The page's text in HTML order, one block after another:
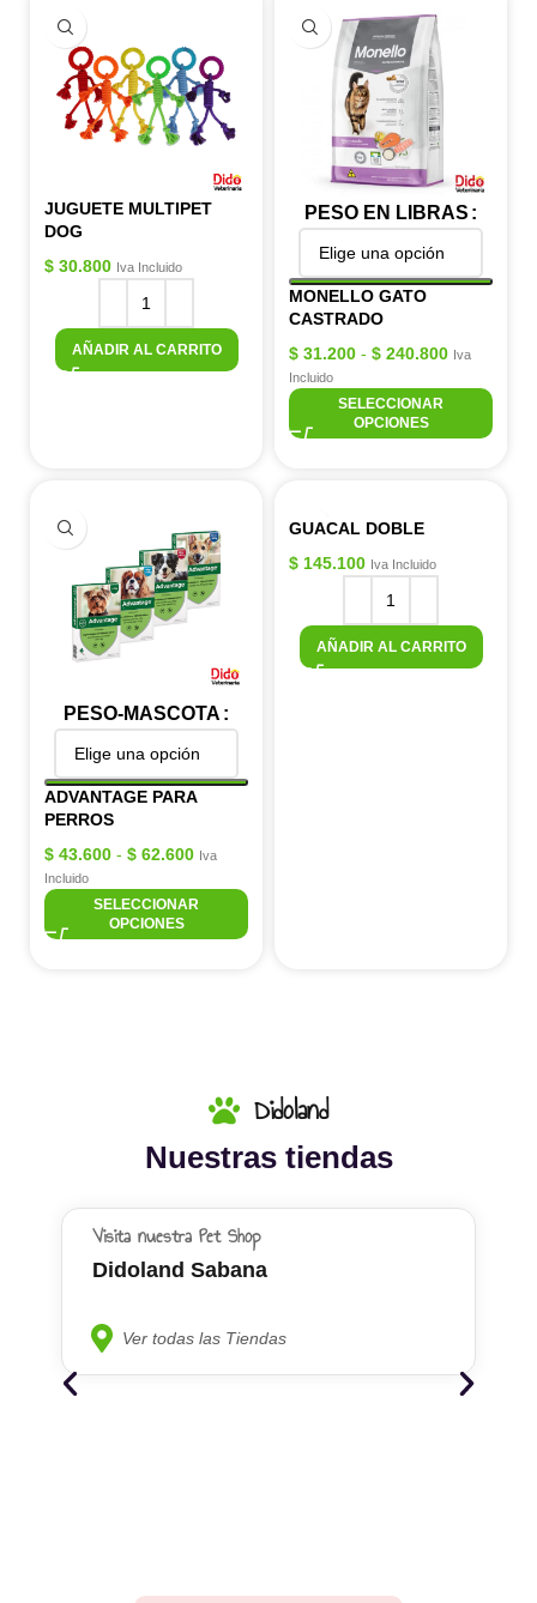
JUGUETE MULTIPET
DOG
$ 30.800 Iva Incluido
AÑADIR AL CARRITO
PESO EN LIBRAS
MONELLO GATO
CASTRADO
$ 31.200 - $ 240.800 Iva
Incluido
SELECCIONAR
OPCIONES
PESO-MASCOTA
ADVANTAGE PARA
PERROS
$ 43.600 - $ 62.600 Iva
Incluido
SELECCIONAR
OPCIONES
GUACAL DOBLE
$ 145.100 Iva Incluido
AÑADIR AL CARRITO
Didoland
Nuestras tiendas
Visita nuestra Pet Shop
Didoland Sabana
Ver todas las Tiendas